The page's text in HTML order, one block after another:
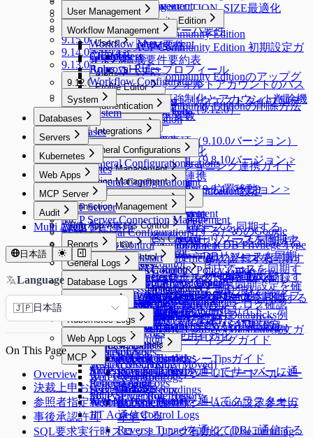
信する
9.17.0 ~ 9.17.1
9.16.0 ~ 9.16.4
9.15.0 ~ 9.15.4
9.14.0 ~ 9.14.3
9.13.0 ~ 9.13.5
9.12.0 ~ 9.12.14
9.12.0 ~ 9.12.14
メニュー改善ガイド（9.12.0）
9.11.0 ~ 9.11.5
9.10.0 ~ 9.10.4
9.10.0 ~ 9.10.4
External API変更事項（9.10.0バージョン）
9.9.0 ~ 9.9.8
9.9.0 ~ 9.9.8
External API変更事項（9.8.10バージョン >
9.9.4バージョン）
External API変更事項（9.9.4バージョン >
9.9.5バージョン）
9.8.0 ~ 9.8.12
DB_MAX_CONNECTION_SIZE最適化
サーバ構成要件
Public Cloud運用サーバ要件
On-Premise VM要件
サーバ構成要件要約表
QueryPie ACP Community Edition
QueryPie ACP Community Edition
QueryPie ACP Community Edition 初期設定ガ
イド
QueryPie ACP Community Editionのアップグ
レード方法
QueryPie ACP Community Editionの削除方法
MCP設定ガイド
Company Management
General
Security
Allowed Zones
Channels
Alerts
Alerts
New Request > リクエストタイプ別テ
ンプレート変数
Licenses
User Management
User Management
Users
Users
ユーザープロフィール
qp-adminデフォルトアカウントのパス
ワード変更強制化とアカウント削除機
能
Groups
Roles
Profile Editor
Profile Editor
Custom Attribute
Authentication
Authentication
Okta連携
LDAP連携
AWS SSO連携
Google SAML連携
Multi-Factor Authentication設定
Provisioning
Provisioning
Provisioning有効化
[Okta] プロビジョニング連携ガイド
Workflow Management
Workflow Management
All Requests
Approval Rules
Workflow Configurations
System
System
Integrations
Integrations
Syslog連携
Splunk連携
Secret Store連携
Email連携
Event Callback連携
OAuth 2.0を使用するためのGoogle
Cloud API連携
Slack DM連携
Slack DM連携
Slack DM - Workflow通知タイプ
OAuth Client Application
Identity Providers
Identity Providers
AWS SSO連携（SAML 2.0）
LLM Provider設定
API Token
Jobs
Maintenance
Databases
Databases
DAC General Configurations
DAC General Configurations
Unmasking Zones
Masking Pattern (メニュー位置移動)
Connection Management
Connection Management
Cloud Providers
Cloud Providers
AWSからDBリソースを同期する
MS AzureからDBリソースを同期する
Google CloudからDBリソースを同期
する
Dry Run機能でクラウド同期設定を確
認する
DB Connections
DB Connections
MongoDB専用ガイド
DocumentDB専用ガイド
Google BigQuery OAuth認証設定
AWS Athena専用ガイド
Custom Data Source設定とログ確認
SSL Configurations
SSH Configurations
Kerberos Configurations
Custom JDBC Configs
Custom JDBC Configs
QSI Parser Selection
Custom JDBC Configs - Databricks例
Custom JDBC Configs - Databricks例
DB Access Control
DB Access Control
Privilege Type
Privilege Type
MongoDB / Document DB Privilege Type
Mapping
Access Control
Policies
Policies
Data Access
Masking Pattern
Data Masking
Sensitive Data
Policy Exception
Query Rules
Ledger Management
Ledger Management
Ledger Table Policy
Ledger Approval Rules
(New) Policy Management
(New) Policy Management
Data Paths
Data Policies
Exception Management
Monitoring
Monitoring
Running Queries
Proxy Management
Servers
Servers
SAC General Configurations
Connection Management
Connection Management
Cloud Providers
Cloud Providers
AWSからサーバーリソースを同期す
る
Azureからサーバーリソースを同期す
る
GCPからサーバーリソースを同期する
Servers
Servers
個別サーバーを手動で登録する
Server Groups
Server Groups
サーバーをグループで管理する
Server Agents for RDP
Server Agents for RDP
Server Agentのインストールと削除
ProxyJump Configurations
ProxyJump Configurations
ProxyJump作成
Server Account Management
Server Account Management
Server Account Templates
SSH Key Configurations
Account Management
Password Provisioning
Password Provisioning
パスワード変更Job作成
Session Monitoring
Server Access Control
Server Access Control
Access Control
Access Control
Permissionsの付与と取り消し
Roleの付与と取り消し
Server Privilegeの付与
Roles
Policies
Policies
サーバーアクセスポリシー設定
Server Proxy使用有効化
Command Templates
Blocked Accounts
Kubernetes
Kubernetes
KAC General Configurations
Connection Management
Connection Management
Cloud Providers
Cloud Providers
AWSからKubernetesリソースを同期す
る
Clusters
Clusters
Kubernetesクラスターを手動で登録す
る
K8s Access Control
K8s Access Control
Access Control
Access Control
Kubernetesロールの付与と取り消し
Roles
Roles
Kubernetesロール設定
Policies
Policies
Kubernetesポリシー設定
KubernetesポリシーYAML Code構文ガ
イド
KubernetesポリシーTipsガイド
KubernetesポリシーUIコードヘルパー
ガイド
KubernetesポリシーAction設定参考ガ
イド
Web Apps
Web Apps
Connection Management
Connection Management
Web Apps
Web App Configurations
Web App Access Control
Web App Access Control
Access Control
Access Control
ロールの付与と取り消し
Roles
Policies
WAC Quickstart
WAC Quickstart
[~10.2.7] WAC Role & Policy Guide
[10.2.8~] WAC RBAC Guide
[10.3.0 ~] WAC JIT権限取得Guide
Root CA証明書インストールガイド
Web App ConfigurationsでWAC初期設定
WACトラブルシューティングガイド
WAC FAQ
MCP Server
MCP Server
MCP Server Connection Management
MAC General Configurations
MCP Access Control
Audit
Audit
Reports
Reports
Reports
Audit Log Export
General Logs
General Logs
User Access History
Activity Logs
Admin Role History
Workflow Logs
Reverse Tunnels
Reverse Tunnels
Reverse Tunnelを通じてサーバーに通
信する
Reverse Tunnelを通じてクラスターに
通信する
Reverse Tunnelを通じてDBに通信する
AI Chat Audit
Database Logs
Database Logs
DB Access History
Query Audit
Running Queries
DML Snapshots
Account Lock History
Access Control Logs
Policy Audit Logs
Policy Exception Logs
Server Logs
Server Access History
Command Audit
Session Logs
Session Monitoring (Moved)
Access Control Logs
Server Role History
Account Lock History
Kubernetes Logs
Kubernetes Logs
Request Audit
Pod Session Recordings
Kubernetes Role History
Web App Logs
Web App Logs
Web Access History
Web Event Audit
User Activity Recordings
Web App Role History
JIT Access Control Logs
MCP
MCP
Request Audit
MCP Server Role History
Multi Agent 制約事項
日本語
Language
🇯🇵日本語
On This Page
Overview
決裁上申および承認設定
参照者指定有効化
事後承認許可
SQL要求実行時スロットリング有効化（Use throttling